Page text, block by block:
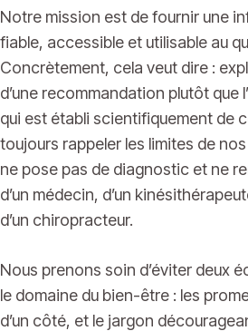
Notre mission est de fournir une
fiable, accessible et utilisable au
Concrètement, cela veut dire :
d’une recommandation plutôt que
qui est établi scientifiquement de
toujours rappeler les limites de
ne pose pas de diagnostic et ne
d’un médecin, d’un
d’un chiropracteur.
Nous prenons soin d’éviter deux
le domaine du bien-être : les
d’un côté, et le jargon